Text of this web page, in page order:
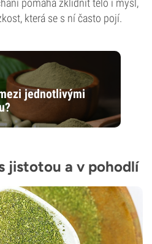
pomáhá zklidnit tělo i mysl,
která se s ní často pojí.
jednotlivými
jistotou a v pohodlí